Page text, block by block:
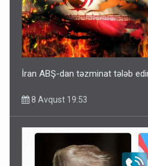
İran ABŞ-dan təzminat tələb
8 Avqust 19:53